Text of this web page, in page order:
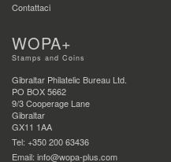
Contattaci
WOPA+
Stamps and Coins
Gibraltar Philatelic Bureau Ltd.
PO BOX 5662
9/3 Cooperage Lane
Gibraltar
GX11 1AA
Tel: +350 200 63436
Email: info@wopa-plus.com